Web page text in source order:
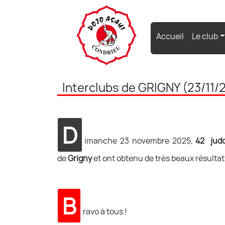
Accueil (current)
Le club
Interclubs de GRIGNY (23/
D imanche 23 novembre 2025,42
deGrignyet ont obtenu de très beaux
B ravo à tous !